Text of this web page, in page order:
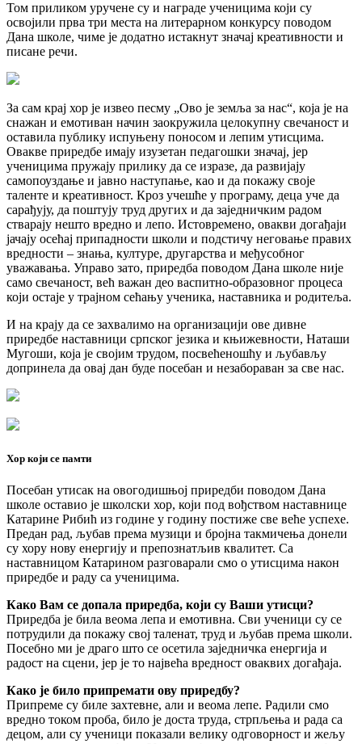
Том приликом уручене су и награде ученицима који су
освојили прва три места на литерарном конкурсу поводом
Дана школе, чиме је додатно истакнут значај креативности и
писане речи.
За сам крај хор је извео песму „Ово је земља за нас“, која је на
снажан и емотиван начин заокружила целокупну свечаност и
оставила публику испуњену поносом и лепим утисцима.
Овакве приредбе имају изузетан педагошки значај, јер
ученицима пружају прилику да се изразе, да развијају
самопоуздање и јавно наступање, као и да покажу своје
таленте и креативност. Кроз учешће у програму, деца уче да
сарађују, да поштују труд других и да заједничким радом
стварају нешто вредно и лепо. Истовремено, овакви догађаји
јачају осећај припадности школи и подстичу неговање правих
вредности – знања, културе, другарства и међусобног
уважавања. Управо зато, приредба поводом Дана школе није
само свечаност, већ важан део васпитно-образовног процеса
који остаје у трајном сећању ученика, наставника и родитеља.
И на крају да се захвалимо на организацији ове дивне
приредбе наставници српског језика и књижевности, Наташи
Мугоши, која је својим трудом, посвећеношћу и љубављу
допринела да овај дан буде посебан и незабораван за све нас.
Хор који се памти
Посебан утисак на овогодишњој приредби поводом Дана
школе оставио је школски хор, који под вођством наставнице
Катарине Рибић из године у годину постиже све веће успехе.
Предан рад, љубав према музици и бројна такмичења донели
су хору нову енергију и препознатљив квалитет. Са
наставницом Катарином разговарали смо о утисцима након
приредбе и раду са ученицима.
Како Вам се допала приредба, који су Ваши утисци?
Приредба је била веома лепа и емотивна. Сви ученици су се
потрудили да покажу свој таленат, труд и љубав према школи.
Посебно ми је драго што се осетила заједничка енергија и
радост на сцени, јер је то највећа вредност оваквих догађаја.
Како је било припремати ову приредбу?
Припреме су биле захтевне, али и веома лепе. Радили смо
вредно током проба, било је доста труда, стрпљења и рада са
децом, али су ученици показали велику одговорност и жељу